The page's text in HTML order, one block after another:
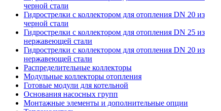
черной стали
Гидрострелки с коллектором для отопления DN 20 из
черной стали
Гидрострелки с коллектором для отопления DN 25 из
нержавеющей стали
Гидрострелки с коллектором для отопления DN 20 из
нержавеющей стали
Распределительные коллекторы
Модульные коллекторы отопления
Готовые модули для котельной
Основания насосных групп
Монтажные элементы и дополнительные опции